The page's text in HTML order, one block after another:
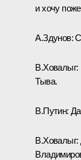
и хочу
А.Здунов:
В.Ховалыг:
Тыва.
В.Путин:
В.Ховалыг: